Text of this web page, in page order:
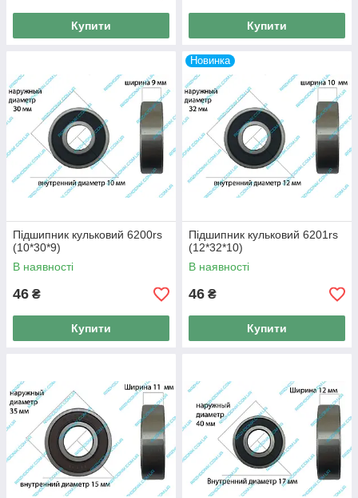
Купити Купити
Підшипник кульковий 6200rs
(10*30*9)
В наявності
46 ₴
Купити
Новинка
Підшипник кульковий 6201rs
(12*32*10)
В наявності
46 ₴
Купити